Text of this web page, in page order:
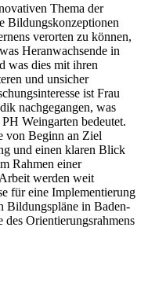
Thema der
Bildungskonzeptionen
verorten zu können,
Heranwachsende in
was dies mit ihren
und unsicher
ist Frau
nachgegangen, was
Weingarten bedeutet.
von Beginn an Ziel
und einen klaren Blick
Rahmen einer
werden weit
für eine Implementierung
Bildungspläne in Baden-
Orientierungsrahmens